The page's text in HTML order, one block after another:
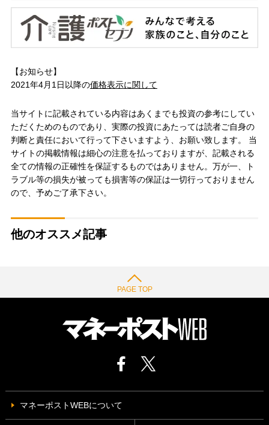
【お知らせ】
2021年4月1日以降の価格表示に関して
当サイトに記載されている内容はあくまでも投資の参考にしてい
ただくためのものであり、実際の投資にあたっては読者ご自身の
判断と責任において行って下さいますよう、お願い致します。 当
サイトの掲載情報は細心の注意を払っておりますが、記載される
全ての情報の正確性を保証するものではありません。万が一、ト
ラブル等の損失が被っても損害等の保証は一切行っておりません
ので、予めご了承下さい。
他のオススメ記事
PAGE TOP
マネーポストWEBについて